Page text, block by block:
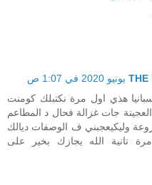
THE
هذي اول مرة نكتبلك كومنت
جات غزالة فحال د المطاعم
وليكيعجبني ف الوصفات ديالك
تانية الله يجازك بخير على